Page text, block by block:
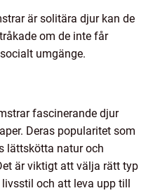
är solitära djur kan de
om de inte får
umgänge.
fascinerande djur
Deras popularitet som
lättskötta natur och
är viktigt att välja rätt typ
och att leva upp till